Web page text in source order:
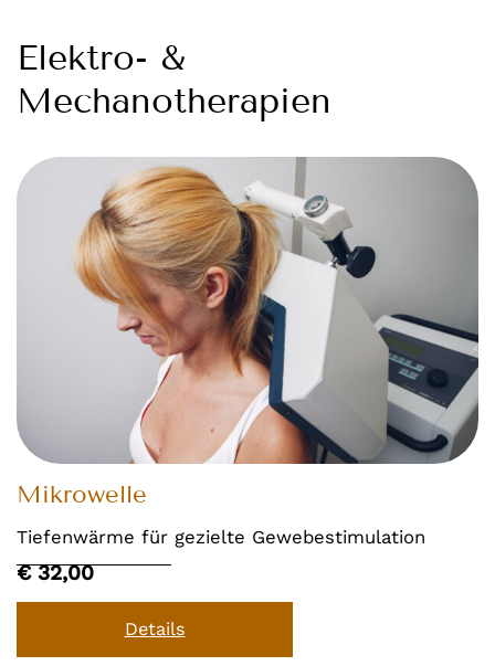
Elektro- &
Mechanotherapien
Mikrowelle
Tiefenwärme für gezielte Gewebestimulation
€ 32,00
Details